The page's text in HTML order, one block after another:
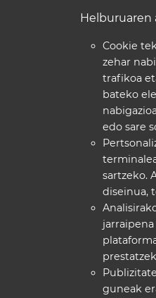
Helburuaren
Cookie
zehar
trafikoa
bateko
edo sare
sartzeko.
diseinua,
guneak